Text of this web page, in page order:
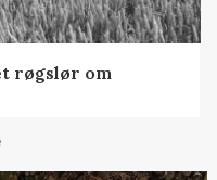
røgslør om